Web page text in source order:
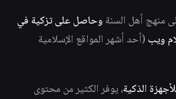
منهج أهل السنة وحاصل على تزكية في
ويب (أحد أشهر المواقع الإسلامية
الذكية، يوفر الكثير من محتوى